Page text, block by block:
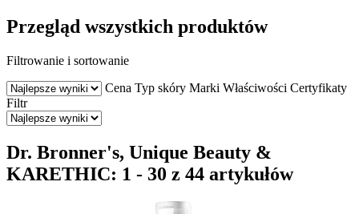
Przegląd wszystkich produktów
Filtrowanie i sortowanie
Cena Typ skóry Marki Właściwości Certyfikaty
Filtr
Dr. Bronner's, Unique Beauty &
KARETHIC: 1 - 30 z 44 artykułów